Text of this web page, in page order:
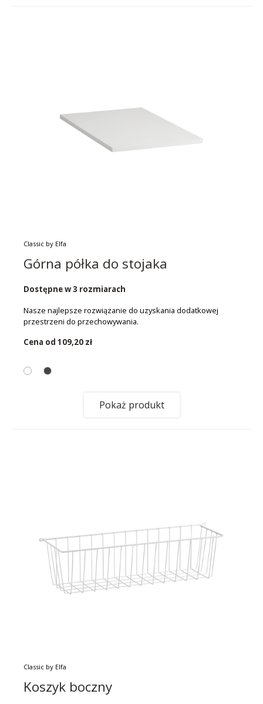
Classic by Elfa
Górna półka do stojaka
Dostępne w 3 rozmiarach
Nasze najlepsze rozwiązanie do uzyskania dodatkowej
przestrzeni do przechowywania.
Cena od 109,20 zł
Pokaż produkt
Classic by Elfa
Koszyk boczny